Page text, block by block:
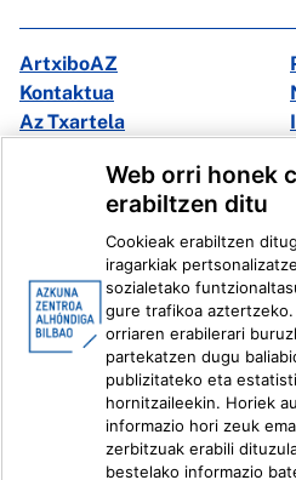
ArtxiboAZ
Kontaktua
Az Txartela
Instagram
Linkedin
Lege informazioa Barneko
Web orri honek
erabiltzen ditu
Cookieak erabiltzen
iragarkiak
sozialetako
gure trafikoa
orriaren erabilerari
partekatzen dugu
publizitateko eta
hornitzaileekin. Horiek
informazio hori zeuk
zerbitzuak erabili
bestelako informazio